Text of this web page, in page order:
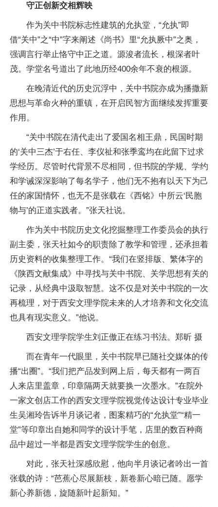
守正创新交相辉映
作为关中书院标志性建筑的允执堂，“允执”即
借“关中”之“中”字来阐述《尚书》里“允执厥中”之奥，
强调言行举止恪守中正之道。源浚者流长，根深者叶
茂。学堂名号道出了此地历经400余年不衰的根源。
在晚清近代的历史沉浮中，关中书院亦成为播撒新
思想与革命火种的重镇，在开启民智方面继续发挥重要
作用。
“关中书院在清代走出了爱国名相王鼎，民国时期
的‘关中三杰’于右任、李仪祉和张季鸾均在此留下过求
学经历。尽管时代背景不尽相同，但书院的学规、学约
和学诫深深影响了每名学子，他们无不抱有以天下为己
任的家国情怀，也无不是张载在《西铭》中所云‘民胞
物与’的正道实践者。”张天社说。
作为关中书院历史文化挖掘整理工作委员会的执行
副主委，张天社如今的职责除了教学和管理，还承担着
历史资料的收集整理工作。“我们在竖排版、繁体字的
《陕西文献集成》中寻找与关中书院、关学思想有关的
记录，从经典中汲取智慧。这不仅是对关中书院的一次
再梳理，对于西安文理学院未来的人才培养和文化交流
也具有现实意义。”他说。
西安文理学院学生刘正傲正在练习书法。郑昕 摄
而在青年一代眼里，关中书院早已随社交媒体的传
播“出圈”。“我们把产品发到网上后，每天都有一两百
人来店里盖章，印章隔两天就要换一次墨水。”在院外
一家文创店工作的西安文理学院视觉传达设计专业毕业
生吴湘玲告诉半月谈记者，图案精巧的“允执堂”“精一
堂”等印章出自她和同学的设计手笔，店里的数百种商
品中超过一半都是西安文理学院学生的创意。
对此，张天社深感欣慰，他向半月谈记者吟出一首
张载的诗：“芭蕉心尽展新枝，新卷新心暗已随。愿学
新心养新德，旋随新叶起新知。”